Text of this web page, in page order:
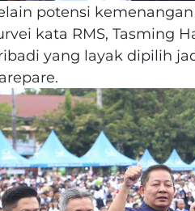
potensi
kata RMS, Tasming
yang layak dipilih